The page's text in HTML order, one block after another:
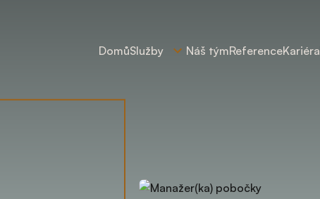
DomůSlužby Náš týmReferenceKariéra